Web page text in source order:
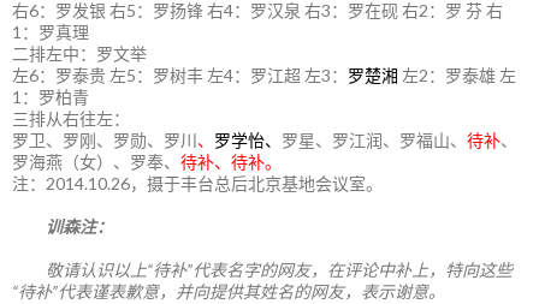
右6：罗发银 右5：罗扬锋 右4：罗汉泉 右3：罗在砚 右2：罗 芬 右
1：罗真理
二排左中：罗文举
左6：罗泰贵 左5：罗树丰 左4：罗江超 左3： 罗楚湘 左2：罗泰雄 左
1：罗柏青
三排从右往左：
罗卫、罗刚、罗勋、罗川 、 罗学怡、 罗星、罗江润、罗福山、 待补、
罗海燕（女）、罗奉、 待补、待补。
注：2014.10.26，摄于丰台总后北京基地会议室。
训森注：
敬请认识以上“待补”代表名字的网友，在评论中补上，特向这些
“待补”代表谨表歉意，并向提供其姓名的网友，表示谢意。